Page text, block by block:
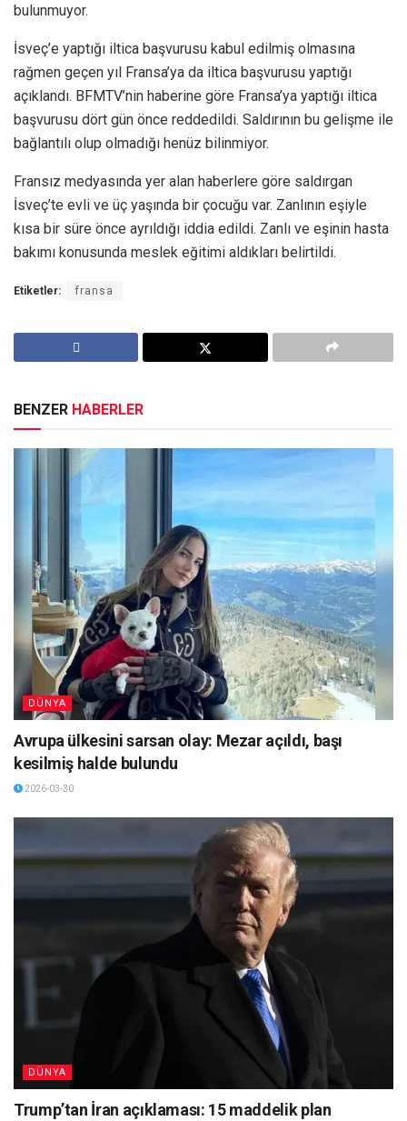
bulunmuyor.
İsveç’e yaptığı iltica başvurusu kabul edilmiş olmasına
rağmen geçen yıl Fransa’ya da iltica başvurusu yaptığı
açıklandı. BFMTV’nin haberine göre Fransa’ya yaptığı iltica
başvurusu dört gün önce reddedildi. Saldırının bu gelişme ile
bağlantılı olup olmadığı henüz bilinmiyor.
Fransız medyasında yer alan haberlere göre saldırgan
İsveç’te evli ve üç yaşında bir çocuğu var. Zanlının eşiyle
kısa bir süre önce ayrıldığı iddia edildi. Zanlı ve eşinin hasta
bakımı konusunda meslek eğitimi aldıkları belirtildi.
Etiketler: fransa
BENZER HABERLER
DÜNYA
Avrupa ülkesini sarsan olay: Mezar açıldı, başı
kesilmiş halde bulundu
2026-03-30
DÜNYA
Trump’tan İran açıklaması: 15 maddelik plan